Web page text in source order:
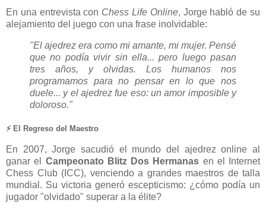
En una entrevista con Chess Life Online, Jorge habló de su
alejamiento del juego con una frase inolvidable:
"El ajedrez era como mi amante, mi mujer. Pensé
que no podía vivir sin ella... pero luego pasan
tres años, y olvidas. Los humanos nos
programamos para no pensar en lo que nos
duele... y el ajedrez fue eso: un amor imposible y
doloroso."
⚡️ El Regreso del Maestro
En 2007, Jorge sacudió el mundo del ajedrez online al
ganar el Campeonato Blitz Dos Hermanas en el Internet
Chess Club (ICC), venciendo a grandes maestros de talla
mundial. Su victoria generó escepticismo: ¿cómo podía un
jugador "olvidado" superar a la élite?